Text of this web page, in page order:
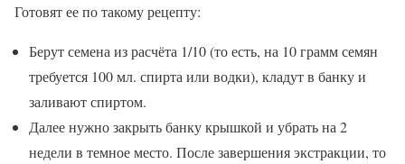
Готовят ее по такому рецепту:
Берут семена из расчёта 1/10 (то есть, на 10 грамм семян
требуется 100 мл. спирта или водки), кладут в банку и
заливают спиртом.
Далее нужно закрыть банку крышкой и убрать на 2
недели в темное место. После завершения экстракции, то